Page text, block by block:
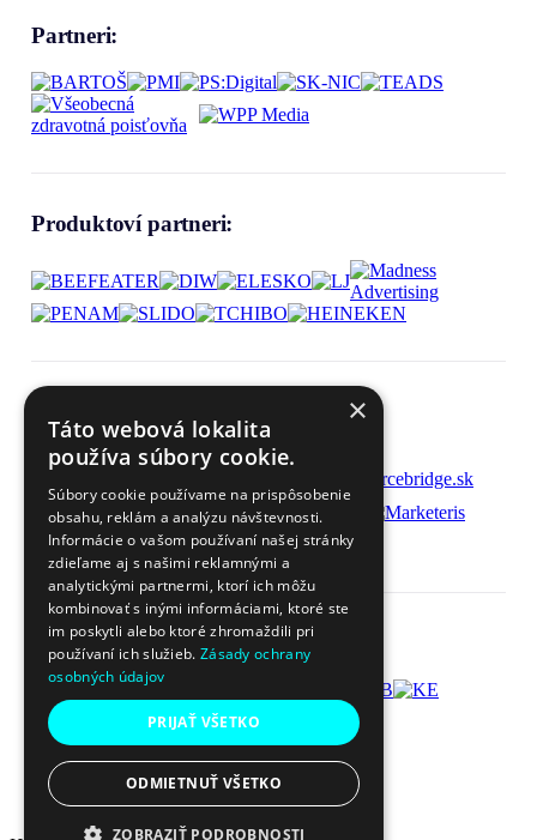
Partneri:
Produktoví partneri:
Odborní garanti:
×
Táto webová lokalita
používa súbory cookie.
Súbory cookie používame na prispôsobenie
obsahu, reklám a analýzu návštevnosti.
Informácie o vašom používaní našej stránky
zdieľame aj s našimi reklamnými a
analytickými partnermi, ktorí ich môžu
kombinovať s inými informáciami, ktoré ste
im poskytli alebo ktoré zhromaždili pri
používaní ich služieb. Zásady ochrany
osobných údajov
PRIJAŤ VŠETKO
ODMIETNUŤ VŠETKO
ZOBRAZIŤ PODROBNOSTI